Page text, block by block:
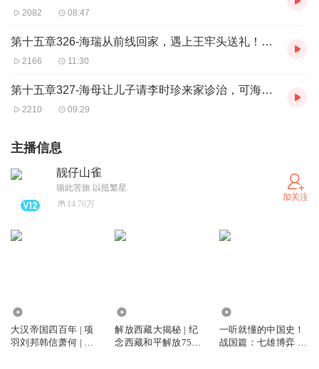
2082 08:47
第十五章326-海瑞从前线回家，遇上王牢头送礼！合至于被打出来！？
2166 11:30
第十五章327-海母让儿子请李时珍来家诊治，可海瑞左右为难！
2210 09:29
主播信息
靓仔山雀
循此苦旅 以抵繁星.
14.76万
加关注
大汉帝国四百年 | 项
羽刘邦韩信萧何 | 文
解放西藏大揭秘 | 纪
念西藏和平解放75周
一听就懂的中国史！
战国篇：七雄博弈 |